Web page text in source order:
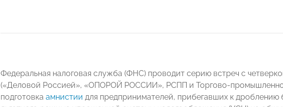
Федеральная налоговая служба (ФНС) проводит серию встреч с
(«Деловой Россией», «ОПОРОЙ РОССИИ», РСПП и Торгово-
подготовка амнистии для предпринимателей, прибегавших к дроблению